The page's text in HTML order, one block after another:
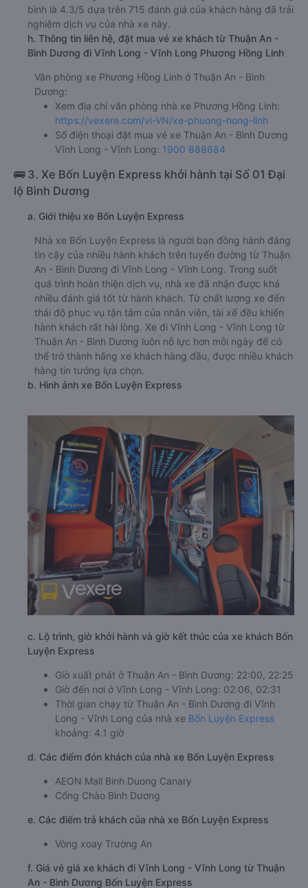
bình là 4.3/5 dựa trên 715 đánh giá của khách hàng đã trải
nghiệm dịch vụ của nhà xe này.
h. Thông tin liên hệ, đặt mua vé xe khách từ Thuận An -
Bình Dương đi Vĩnh Long - Vĩnh Long Phương Hồng Linh
Văn phòng xe Phương Hồng Linh ở Thuận An - Bình
Dương:
Xem địa chỉ văn phòng nhà xe Phương Hồng Linh:
https://vexere.com/vi-VN/xe-phuong-hong-linh
Số điện thoại đặt mua vé xe Thuận An - Bình Dương
Vĩnh Long - Vĩnh Long: 1900 888684
🚌 3. Xe Bốn Luyện Express khởi hành tại Số 01 Đại
lộ Bình Dương
a. Giới thiệu xe Bốn Luyện Express
Nhà xe Bốn Luyện Express là người bạn đồng hành đáng
tin cậy của nhiều hành khách trên tuyến đường từ Thuận
An - Bình Dương đi Vĩnh Long - Vĩnh Long. Trong suốt
quá trình hoàn thiện dịch vụ, nhà xe đã nhận được khá
nhiều đánh giá tốt từ hành khách. Từ chất lượng xe đến
thái độ phục vụ tận tâm của nhân viên, tài xế đều khiến
hành khách rất hài lòng. Xe đi Vĩnh Long - Vĩnh Long từ
Thuận An - Bình Dương luôn nỗ lực hơn mỗi ngày để có
thể trở thành hãng xe khách hàng đầu, được nhiều khách
hàng tin tưởng lựa chọn.
b. Hình ảnh xe Bốn Luyện Express
c. Lộ trình, giờ khởi hành và giờ kết thúc của xe khách Bốn
Luyện Express
Giờ xuất phát ở Thuận An - Bình Dương: 22:00, 22:25
Giờ đến nơi ở Vĩnh Long - Vĩnh Long: 02:06, 02:31
Thời gian chạy từ Thuận An - Bình Dương đi Vĩnh
Long - Vĩnh Long của nhà xe Bốn Luyện Express
khoảng: 4.1 giờ
d. Các điểm đón khách của nhà xe Bốn Luyện Express
AEON Mall Binh Duong Canary
Cổng Chào Bình Dương
e. Các điểm trả khách của nhà xe Bốn Luyện Express
Vòng xoay Trường An
f. Giá vé giá xe khách đi Vĩnh Long - Vĩnh Long từ Thuận
An - Bình Dương Bốn Luyện Express